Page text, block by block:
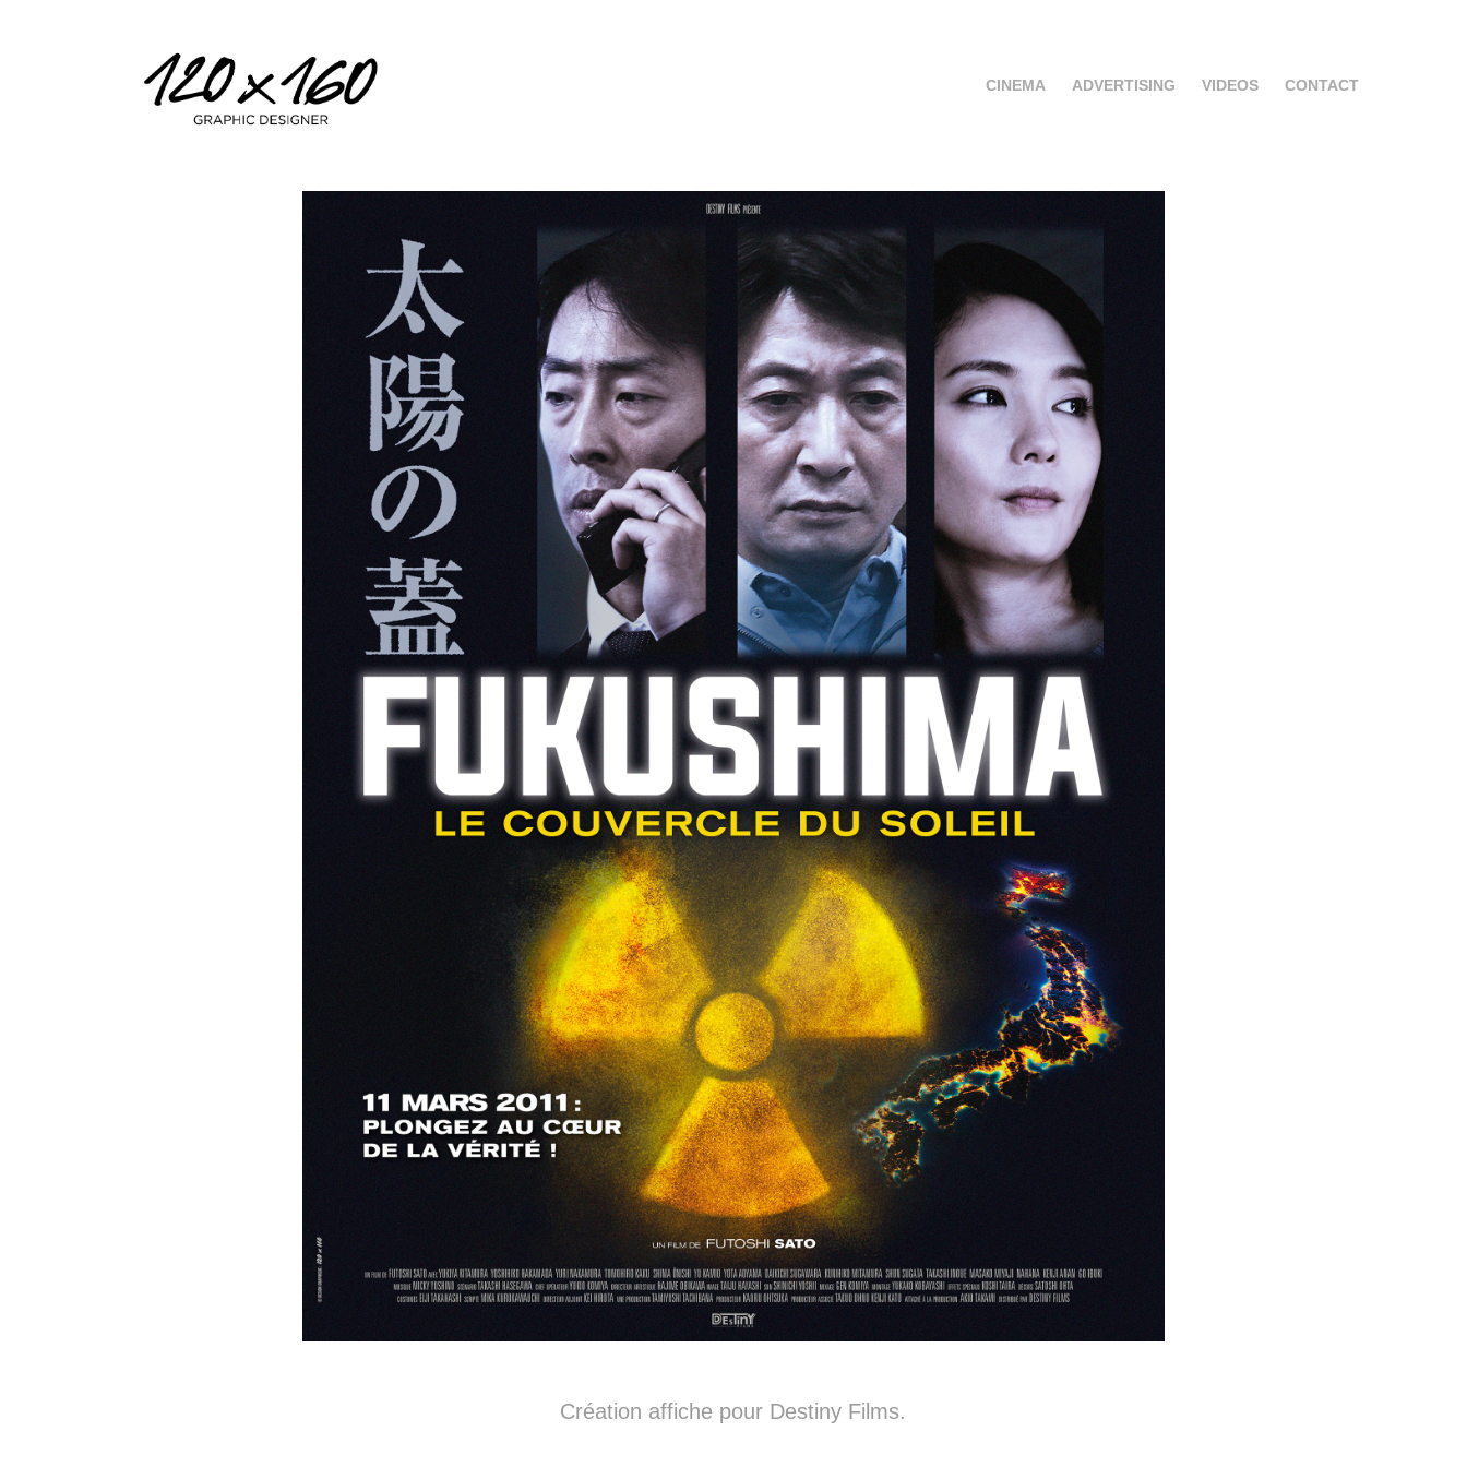
CINEMA ADVERTISING VIDEOS CONTACT
Création affiche pour Destiny Films.